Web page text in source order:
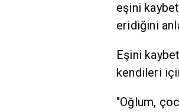
eşini
eridiğini
Eşini
kendileri
"Oğlum,